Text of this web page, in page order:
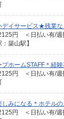
デイサービス★残業
円 ＜日払い有/週
築山駅】
プホームSTAFF＊経
円 ＜日払い有/週
みになる＊ホテル
円 ＜日払い有/週